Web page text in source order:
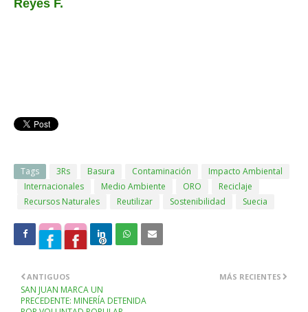
Reyes F.
Tags 3Rs Basura Contaminación
Impacto Ambiental
Internacionales
Medio Ambiente ORO
Reciclaje
Recursos Naturales
Reutilizar Sostenibilidad Suecia
MÁS RECIENTES
ANTIGUOS
SAN JUAN MARCA UN
PRECEDENTE: MINERÍA DETENIDA